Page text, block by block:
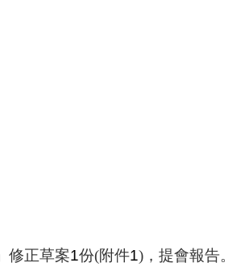
修正草案1份(附件1)，提會報告。